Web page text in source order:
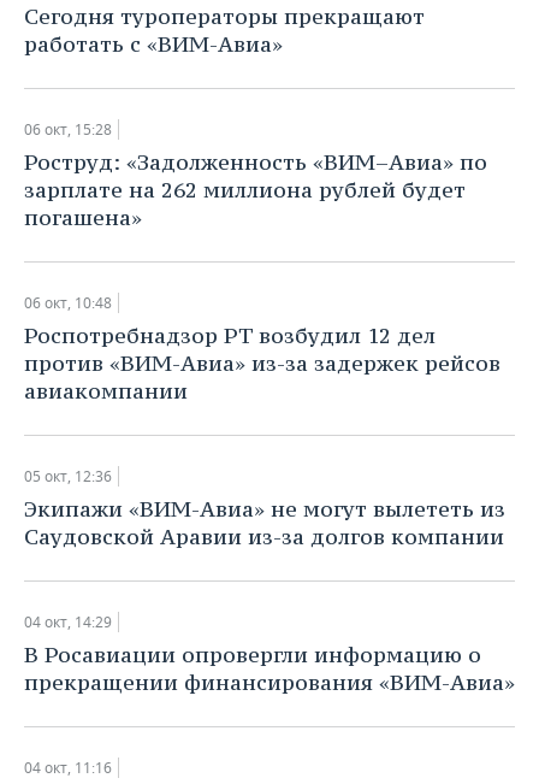
Сегодня туроператоры прекращают
работать с «ВИМ-Авиа»
06 окт, 15:28
Роструд: «Задолженность «ВИМ–Авиа» по
зарплате на 262 миллиона рублей будет
погашена»
06 окт, 10:48
Роспотребнадзор РТ возбудил 12 дел
против «ВИМ-Авиа» из-за задержек рейсов
авиакомпании
05 окт, 12:36
Экипажи «ВИМ-Авиа» не могут вылететь из
Саудовской Аравии из-за долгов компании
04 окт, 14:29
В ​Росавиации опровергли информацию о
прекращении финансирования «ВИМ-Авиа»
04 окт, 11:16